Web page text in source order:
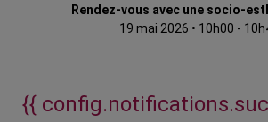
Rendez-vous avec une socio-
19 mai 2026 • 10h00 -
{{